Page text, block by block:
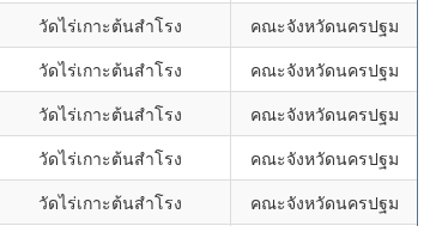
วัดไร่เกาะต้นสำโรง
คณะจังหวัดนครปฐม
วัดไร่เกาะต้นสำโรง
คณะจังหวัดนครปฐม
วัดไร่เกาะต้นสำโรง
คณะจังหวัดนครปฐม
วัดไร่เกาะต้นสำโรง
คณะจังหวัดนครปฐม
วัดไร่เกาะต้นสำโรง
คณะจังหวัดนครปฐม